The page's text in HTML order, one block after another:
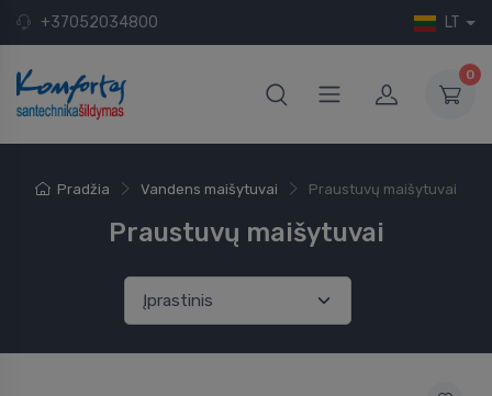
+37052034800 LT
0
Pradžia Vandens maišytuvai Praustuvų maišytuvai
Praustuvų maišytuvai